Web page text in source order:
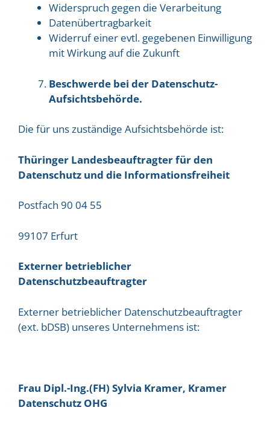
Widerspruch gegen die Verarbeitung
Datenübertragbarkeit
Widerruf einer evtl. gegebenen Einwilligung
mit Wirkung auf die Zukunft
Beschwerde bei der Datenschutz-
Aufsichtsbehörde.
Die für uns zuständige Aufsichtsbehörde ist:
Thüringer Landesbeauftragter für den
Datenschutz und die Informationsfreiheit
Postfach 90 04 55
99107 Erfurt
Externer betrieblicher
Datenschutzbeauftragter
Externer betrieblicher Datenschutzbeauftragter
(ext. bDSB) unseres Unternehmens ist:
Frau Dipl.-Ing.(FH) Sylvia Kramer, Kramer
Datenschutz OHG